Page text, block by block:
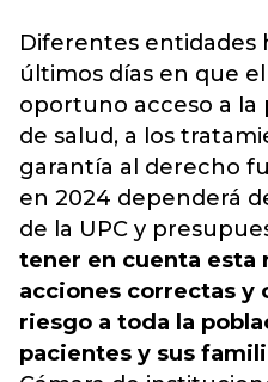
Diferentes entidades
últimos días en que
oportuno acceso a la
de salud, a los
garantía al derecho
en 2024 dependerá
de la UPC y
tener en cuenta esta
acciones correctas y
riesgo a toda la
pacientes y sus